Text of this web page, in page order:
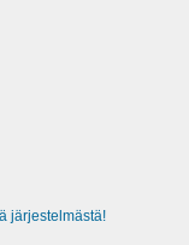
järjestelmästä!